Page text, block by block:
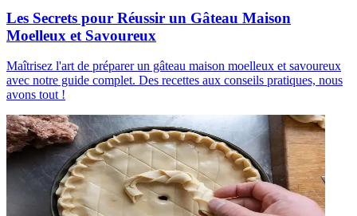
Les Secrets pour Réussir un Gâteau Maison
Moelleux et Savoureux
Maîtrisez l'art de préparer un gâteau maison moelleux et savoureux
avec notre guide complet. Des recettes aux conseils pratiques, nous
avons tout !